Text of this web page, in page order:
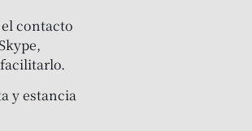
contacto
y estancia